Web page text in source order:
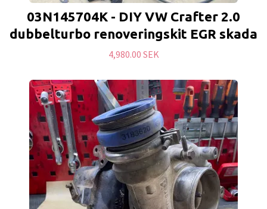
03N145704K - DIY VW Crafter 2.0
dubbelturbo renoveringskit EGR skada
4,980.00 SEK